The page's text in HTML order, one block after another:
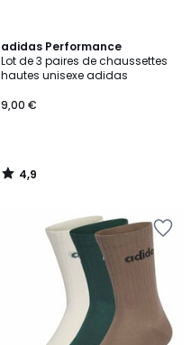
adidas Performance
Lot de 3 paires de chaussettes
hautes unisexe adidas
9,00 €
4,9
/ 5
4,9
/